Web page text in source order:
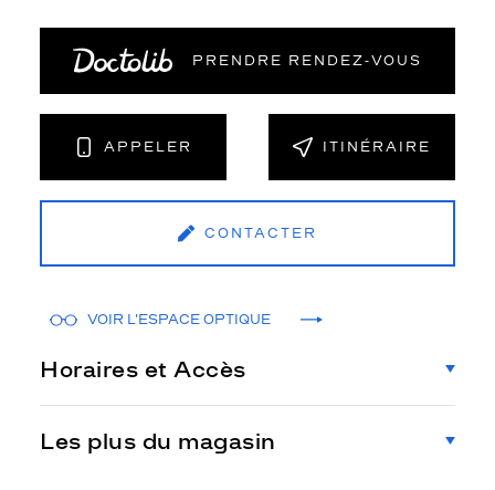
PRENDRE RENDEZ‑VOUS
APPELER ITINÉRAIRE
CONTACTER
VOIR L'ESPACE OPTIQUE
Horaires et Accès
Les plus du magasin